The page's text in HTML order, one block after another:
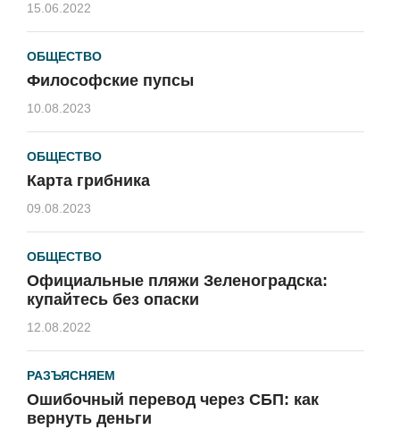
15.06.2022
ОБЩЕСТВО
Философские пупсы
10.08.2023
ОБЩЕСТВО
Карта грибника
09.08.2023
ОБЩЕСТВО
Официальные пляжи Зеленоградска:
купайтесь без опаски
12.08.2022
РАЗЪЯСНЯЕМ
Ошибочный перевод через СБП: как
вернуть деньги